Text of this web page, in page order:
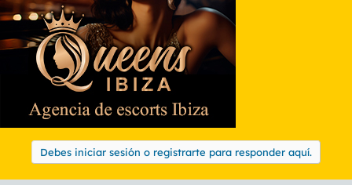
Debes iniciar sesión o registrarte para responder aquí.